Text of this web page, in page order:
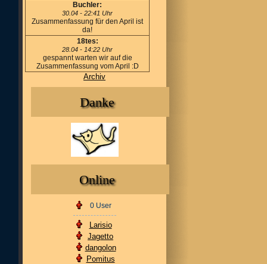
Buchler:
30.04 - 22:41 Uhr
Zusammenfassung für den April ist
da!
18tes:
28.04 - 14:22 Uhr
gespannt warten wir auf die
Zusammenfassung vom April :D
Archiv
Danke
Online
0 User
Larisio
Jagetto
dangolon
Pomitus